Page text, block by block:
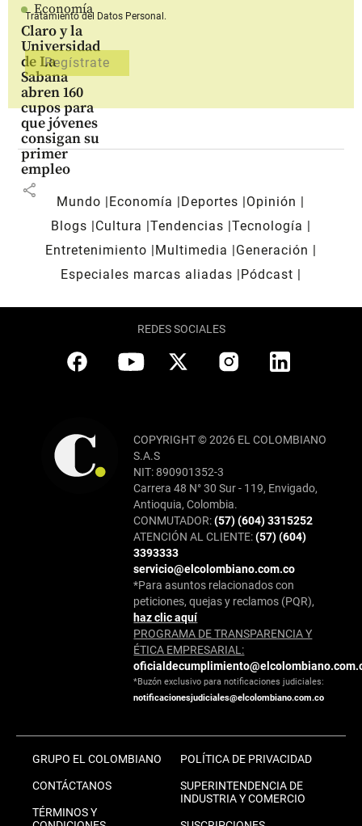
Economía
Claro y la
Universidad
de La
Sabana
abren 160
cupos para
que jóvenes
consigan su
primer
empleo
share
Tratamiento del Datos Personal.
Mundo Economía Deportes
Opinión
Blogs
Cultura Tendencias Tecnología
Entretenimiento
Multimedia
Generación
Especiales marcas aliadas
Pódcast
REDES SOCIALES
COPYRIGHT © 2026 EL COLOMBIANO
S.A.S
NIT: 890901352-3
Carrera 48 N° 30 Sur - 119, Envigado,
Antioquia, Colombia.
CONMUTADOR:(57) (604) 3315252
ATENCIÓN AL CLIENTE:(57) (604)
3393333
servicio@elcolombiano.com.co
*Para asuntos relacionados con
peticiones, quejas y reclamos (PQR),
haz clic aquí
PROGRAMA DE TRANSPARENCIA Y
ÉTICA EMPRESARIAL:
*Buzón exclusivo para notificaciones judiciales:
notificacionesjudiciales@elcolombiano.com.co
GRUPO EL COLOMBIANO
CONTÁCTANOS
TÉRMINOS Y
POLÍTICA DE PRIVACIDAD
SUPERINTENDENCIA DE
INDUSTRIA Y COMERCIO